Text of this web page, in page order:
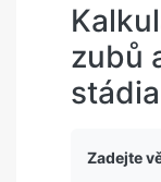
zubů
stádia
Zadejte